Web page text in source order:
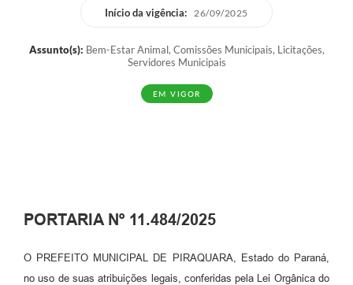
Início da vigência: 26/09/2025
Assunto(s): Bem-Estar Animal, Comissões Municipais, Licitações,
Servidores Municipais
EM VIGOR
PORTARIA Nº 11.484/2025
O PREFEITO MUNICIPAL DE PIRAQUARA, Estado do Paraná,
no uso de suas atribuições legais, conferidas pela Lei Orgânica do